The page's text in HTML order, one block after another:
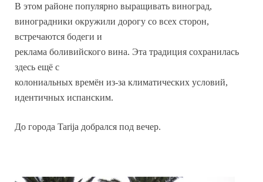
В этом районе популярно выращивать виноград,
виноградники окружили дорогу со всех сторон,
встречаются бодеги и
реклама боливийского вина. Эта традиция сохранилась
здесь ещё с
колониальных времён из-за климатических условий,
идентичных испанским.
До города Tarija добрался под вечер.